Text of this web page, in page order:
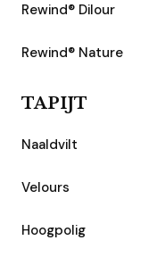
Rewind® Dilour
Rewind® Nature
TAPIJT
Naaldvilt
Velours
Hoogpolig